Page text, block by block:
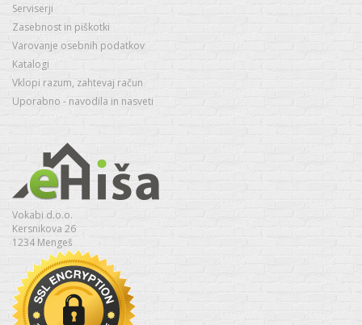
Serviserji
Zasebnost in piškotki
Varovanje osebnih podatkov
Katalogi
Vklopi razum, zahtevaj račun
Uporabno - navodila in nasveti
Vokabi d.o.o.
Kersnikova 26
1234 Mengeš